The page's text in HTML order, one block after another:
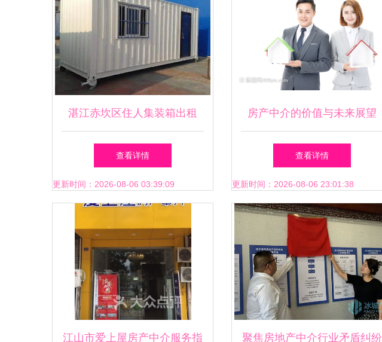
湛江赤坎区住人集装箱出租
——工厂直销，实惠宜居好选
择
查看详情
更新时间：2026-08-06 03:39:09
房产中介的价值与未来展望
查看详情
更新时间：2026-08-06 23:01:38
江山市爱上屋房产中介服务指 聚焦房地产中介行业矛盾纠纷